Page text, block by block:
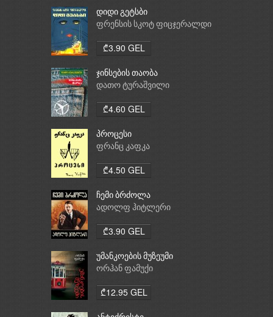
დიდი გეტსბი
ფრენსის სკოტ ფიცჯერალდი
₾3.90 GEL
ჯინსების თაობა
დათო ტურაშვილი
₾4.60 GEL
პროცესი
ფრანც კაფკა
₾4.50 GEL
ჩემი ბრძოლა
ადოლფ ჰიტლერი
₾3.90 GEL
უმანკოების მუზეუმი
ორჰან ფამუქი
₾12.95 GEL